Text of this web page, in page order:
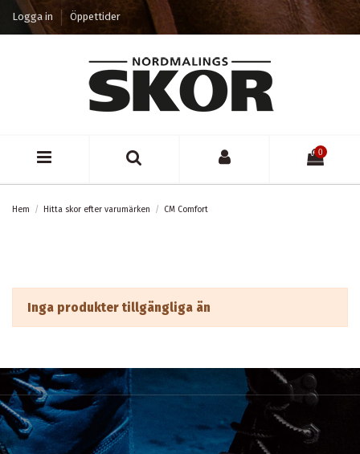
Logga in Öppettider
0
Hem Hitta skor efter varumärken CM Comfort
Inga produkter tillgängliga än